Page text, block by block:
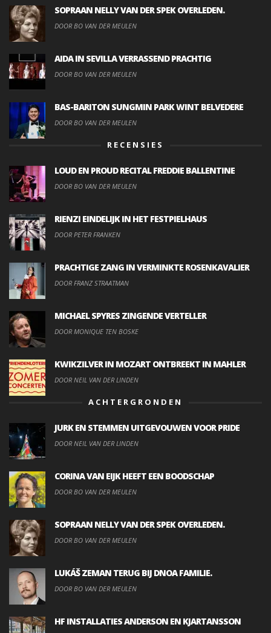
SOPRAAN NELLY VAN DER SPEK OVERLEDEN.
DOOR BO VAN DER MEULEN
AIDA IN SEVILLA VERRASSEND PRACHTIG
DOOR BO VAN DER MEULEN
BAS-BARITON SUNGMIN PARK WINT BELVEDERE
DOOR BO VAN DER MEULEN
RECENSIES
LOUD EN PROUD RECITAL FREDDIE BALLENTINE
DOOR BO VAN DER MEULEN
RIENZI EINDELIJK IN HET FESTPIELHAUS
DOOR PETER FRANKEN
PRACHTIGE ZANG IN VERMINKTE ROSENKAVALIER
DOOR FRANZ STRAATMAN
MICHAEL SPYRES ZINGENDE VERTELLER
DOOR MONIQUE TEN BOSKE
KWIKZILVER IN MOZART ONTBREEKT IN MAHLER
DOOR NEIL VAN DER LINDEN
ACHTERGRONDEN
JURK EN STEMMEN UITGEVOUWEN VOOR PRIDE
DOOR NEIL VAN DER LINDEN
CORINA VAN EIJK HEEFT EEN BOODSCHAP
DOOR BO VAN DER MEULEN
SOPRAAN NELLY VAN DER SPEK OVERLEDEN.
DOOR BO VAN DER MEULEN
LUKÁŠ ZEMAN TERUG BIJ DNOA FAMILIE.
DOOR BO VAN DER MEULEN
HF INSTALLATIES ANDERSON EN KJARTANSSON